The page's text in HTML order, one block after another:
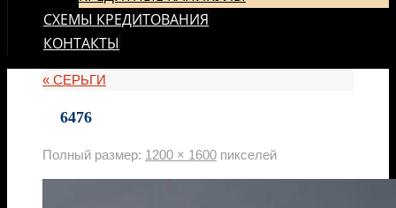
СХЕМЫ КРЕДИТОВАНИЯ
КОНТАКТЫ
« СЕРЬГИ
6476
Полный размер: 1200 × 1600 пикселей